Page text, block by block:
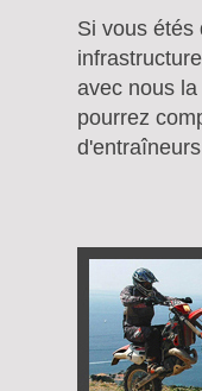
Si vous étés
avec nous
pourrez